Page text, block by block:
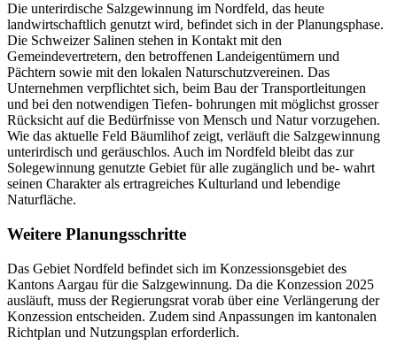
Die unterirdische Salzgewinnung im Nordfeld, das heute
landwirtschaftlich genutzt wird, befindet sich in der Planungsphase.
Die Schweizer Salinen stehen in Kontakt mit den
Gemeindevertretern, den betroffenen Landeigentümern und
Pächtern sowie mit den lokalen Naturschutzvereinen. Das
Unternehmen verpflichtet sich, beim Bau der Transportleitungen
und bei den notwendigen Tiefen- bohrungen mit möglichst grosser
Rücksicht auf die Bedürfnisse von Mensch und Natur vorzugehen.
Wie das aktuelle Feld Bäumlihof zeigt, verläuft die Salzgewinnung
unterirdisch und geräuschlos. Auch im Nordfeld bleibt das zur
Solegewinnung genutzte Gebiet für alle zugänglich und be- wahrt
seinen Charakter als ertragreiches Kulturland und lebendige
Naturfläche.
Weitere Planungsschritte
Das Gebiet Nordfeld befindet sich im Konzessionsgebiet des
Kantons Aargau für die Salzgewinnung. Da die Konzession 2025
ausläuft, muss der Regierungsrat vorab über eine Verlängerung der
Konzession entscheiden. Zudem sind Anpassungen im kantonalen
Richtplan und Nutzungsplan erforderlich.